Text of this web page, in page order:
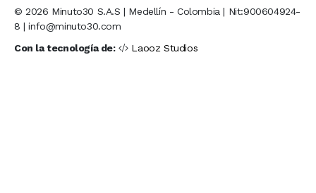
© 2026 Minuto30 S.A.S | Medellín - Colombia | Nit:900604924-
8 | info@minuto30.com
Con la tecnología de:
Laooz Studios